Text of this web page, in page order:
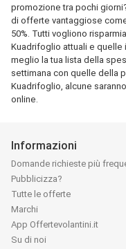
promozione tra pochi
di offerte vantaggiose
50%. Tutti vogliono
Kuadrifoglio attuali e quelle
meglio la tua lista della
settimana con quelle della
Kuadrifoglio, alcune
online.
Informazioni
Domande richieste più
Pubblicizza?
Tutte le offerte
Marchi
App Offertevolantini.it
Su di noi